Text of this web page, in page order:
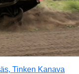
Tinken Kanava